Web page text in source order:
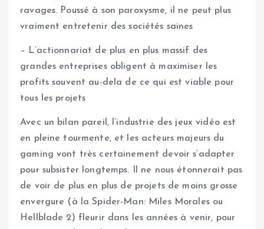
ravages. Poussé à son paroxysme, il ne peut plus
vraiment entretenir des sociétés saines
– L’actionnariat de plus en plus massif des
grandes entreprises obligent à maximiser les
profits souvent au-dela de ce qui est viable pour
tous les projets
Avec un bilan pareil, l’industrie des jeux vidéo est
en pleine tourmente, et les acteurs majeurs du
gaming vont très certainement devoir s’adapter
pour subsister longtemps. Il ne nous étonnerait pas
de voir de plus en plus de projets de moins grosse
envergure (à la Spider-Man: Miles Morales ou
Hellblade 2) fleurir dans les années à venir, pour